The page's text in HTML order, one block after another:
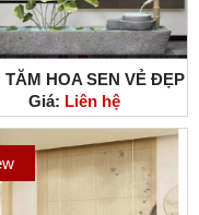
TĂM HOA SEN VẺ ĐẸP
CỦA THIÊN NHIÊN
Giá: Liên hệ